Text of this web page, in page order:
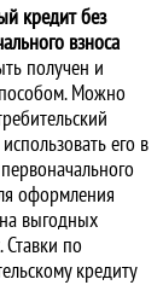
кредит без
взноса
получен и
Можно
его в
оформления
выгодных
Ставки по
кредиту